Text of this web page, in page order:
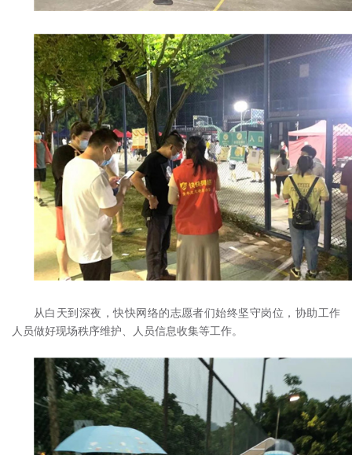
从白天到深夜，快快网络的志愿者们始终坚守岗位，协助工作
人员做好现场秩序维护、人员信息收集等工作。